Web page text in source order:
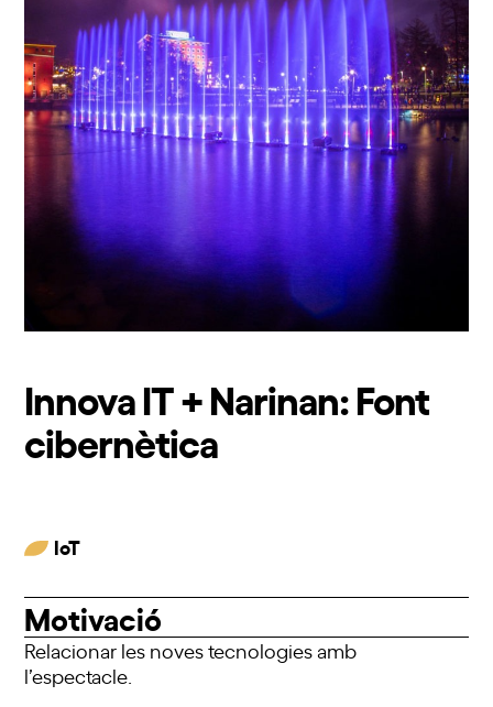
Innova IT + Narinan: Font
cibernètica
IoT
Motivació
Relacionar les noves tecnologies amb
l’espectacle.